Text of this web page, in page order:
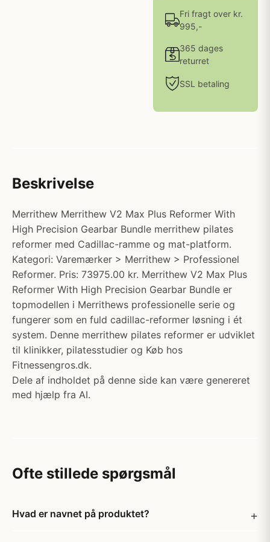
Fri fragt over kr.
995,-
365 dages
returret
SSL betaling
Beskrivelse
Merrithew Merrithew V2 Max Plus Reformer With
High Precision Gearbar Bundle merrithew pilates
reformer med Cadillac-ramme og mat-platform.
Kategori: Varemærker > Merrithew > Professionel
Reformer. Pris: 73975.00 kr. Merrithew V2 Max Plus
Reformer With High Precision Gearbar Bundle er
topmodellen i Merrithews professionelle serie og
fungerer som en fuld cadillac-reformer løsning i ét
system. Denne merrithew pilates reformer er udviklet
til klinikker, pilatesstudier og Køb hos
Fitnessengros.dk.
Dele af indholdet på denne side kan være genereret
med hjælp fra AI.
Ofte stillede spørgsmål
Hvad er navnet på produktet?